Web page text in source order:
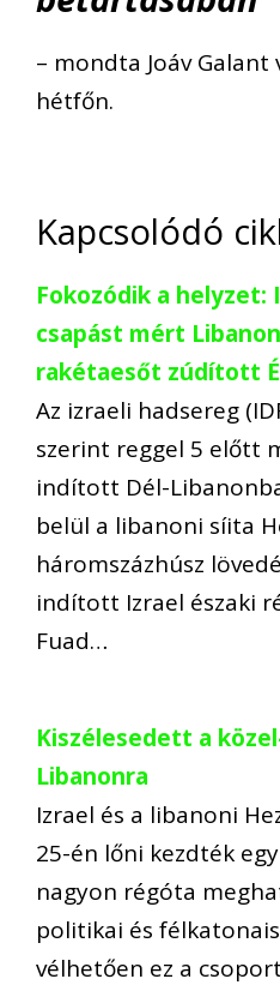
– mondta Joáv
hétfőn.
Kapcsolódó
Fokozódik a helyzet:
csapást mért
rakétaesőt zúdított
Az izraeli hadsereg
szerint reggel 5 előtt
indított Dél-
belül a libanoni síita
háromszázhúsz
indított Izrael északi
Fuad…
Kiszélesedett a
Libanonra
Izrael és a libanoni
25-én lőni kezdték
nagyon régóta
politikai és
vélhetően ez a